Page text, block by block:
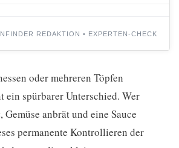
REDAKTION • EXPERTEN-CHECK
oder mehreren Töpfen
ein spürbarer Unterschied. Wer
anbrät und eine Sauce
permanente Kontrollieren der